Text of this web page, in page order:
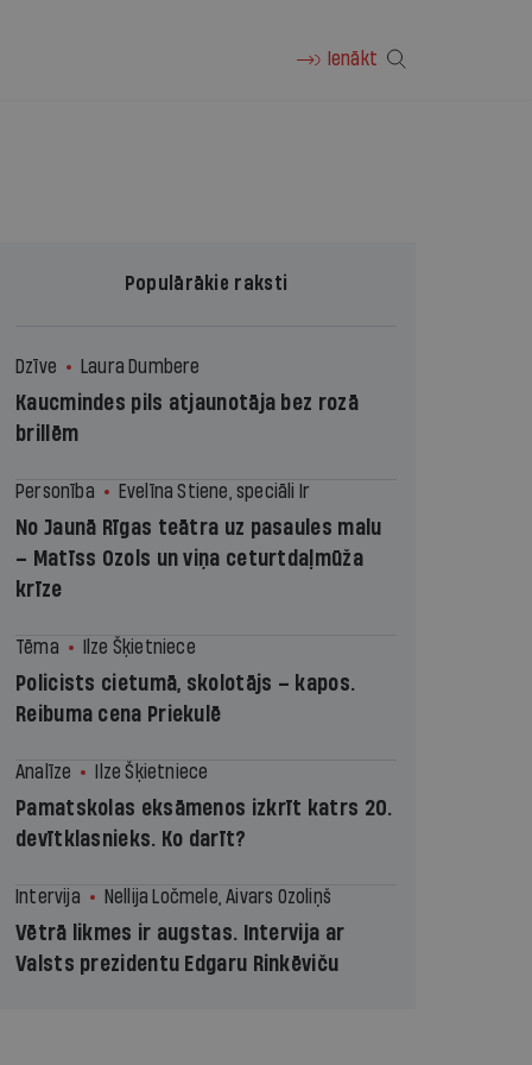
Ienākt
Populārākie raksti
Dzīve Laura Dumbere
Kaucmindes pils atjaunotāja bez rozā
brillēm
Personība Evelīna Stiene, speciāli Ir
No Jaunā Rīgas teātra uz pasaules malu
– Matīss Ozols un viņa ceturtdaļmūža
krīze
Tēma Ilze Šķietniece
Policists cietumā, skolotājs – kapos.
Reibuma cena Priekulē
Analīze Ilze Šķietniece
Pamatskolas eksāmenos izkrīt katrs 20.
devītklasnieks. Ko darīt?
Intervija Nellija Ločmele, Aivars Ozoliņš
Vētrā likmes ir augstas. Intervija ar
Valsts prezidentu Edgaru Rinkēviču